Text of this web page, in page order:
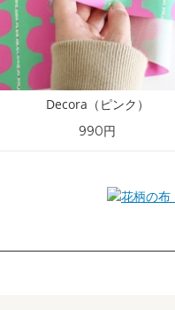
Decora（ピンク）
990円